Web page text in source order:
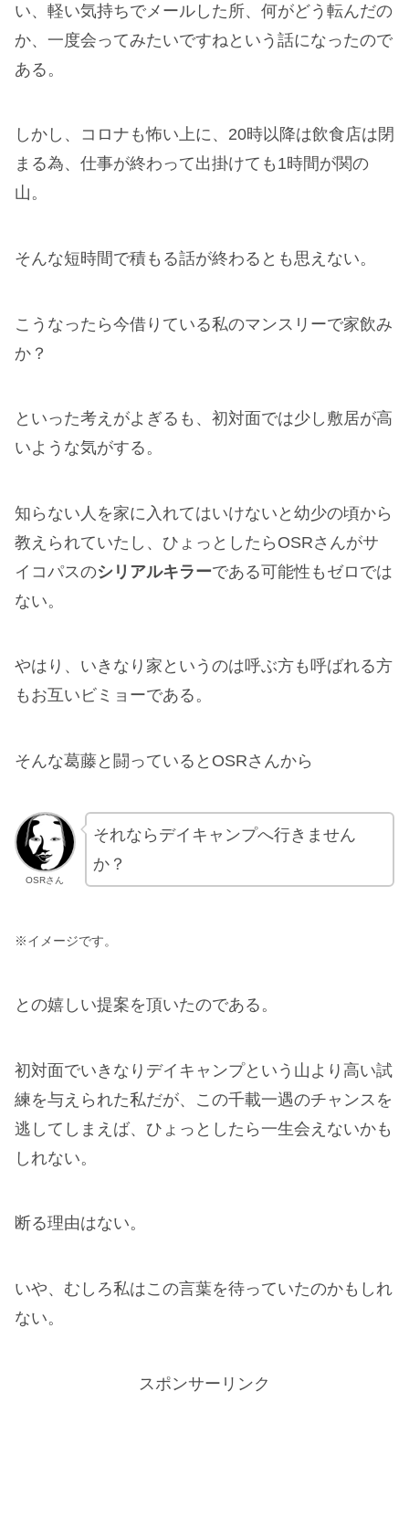
い、軽い気持ちでメールした所、何がどう転んだの
か、一度会ってみたいですねという話になったので
ある。
しかし、コロナも怖い上に、20時以降は飲食店は閉
まる為、仕事が終わって出掛けても1時間が関の
山。
そんな短時間で積もる話が終わるとも思えない。
こうなったら今借りている私のマンスリーで家飲み
か？
といった考えがよぎるも、初対面では少し敷居が高
いような気がする。
知らない人を家に入れてはいけないと幼少の頃から
教えられていたし、ひょっとしたらOSRさんがサ
イコパスのシリアルキラーである可能性もゼロでは
ない。
やはり、いきなり家というのは呼ぶ方も呼ばれる方
もお互いビミョーである。
そんな葛藤と闘っているとOSRさんから
OSRさん
それならデイキャンプへ行きません
か？
※イメージです。
との嬉しい提案を頂いたのである。
初対面でいきなりデイキャンプという山より高い試
練を与えられた私だが、この千載一遇のチャンスを
逃してしまえば、ひょっとしたら一生会えないかも
しれない。
断る理由はない。
いや、むしろ私はこの言葉を待っていたのかもしれ
ない。
スポンサーリンク